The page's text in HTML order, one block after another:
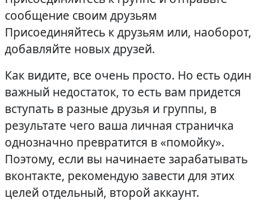
сообщение своим друзьям
Присоединяйтесь к друзьям или, наоборот,
добавляйте новых друзей.
Как видите, все очень просто. Но есть один
важный недостаток, то есть вам придется
вступать в разные друзья и группы, в
результате чего ваша личная страничка
однозначно превратится в «помойку».
Поэтому, если вы начинаете зарабатывать
вконтакте, рекомендую завести для этих
целей отдельный, второй аккаунт.